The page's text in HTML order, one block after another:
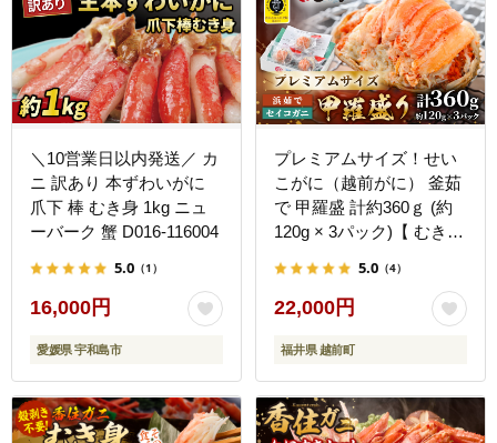
＼10営業日以内発送／ カ
ニ 訳あり 本ずわいがに
爪下 棒 むき身 1kg ニュ
ーバーク 蟹 D016-116004
5.0 （1）
16,000円
愛媛県 宇和島市
プレミアムサイズ！せい
こがに（越前がに） 釜茹
で 甲羅盛 計約360ｇ (約
120g × 3パック)【 むき身
蟹 カニ ほぐし身 ずわい
蟹 ズワイガニ セコガニ
メス せいこがに かに せ
いこ 小分け 個包装】 の
し対応可 備考欄にご記入
お願いいたします [e15-
b008]
5.0 （4）
22,000円
福井県 越前町